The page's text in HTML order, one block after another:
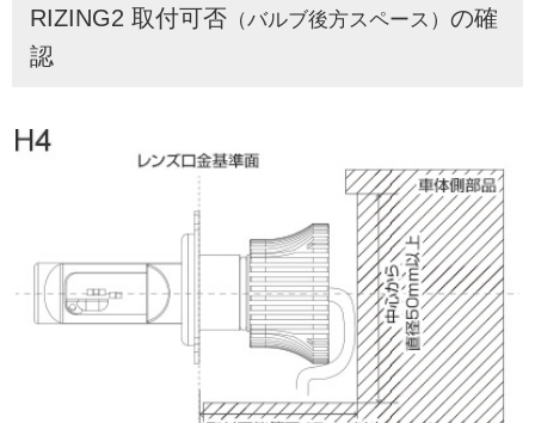
RIZING2 取付可否 （バルブ後方スペース） の確
認